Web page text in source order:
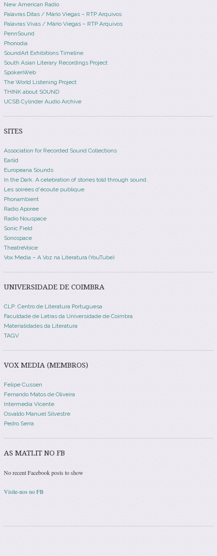
New American Radio
Palavras Ditas / Mário Viegas – RTP Arquivos
Palavras Vivas / Mário Viegas – RTP Arquivos
PennSound
Phonodia
SoundArt Exhibitions Timeline
South Asian Literary Recordings Project
SpokenWeb
The World Listening Project
THINK about SOUND
UCSB Cylinder Audio Archive
SITES
Association for Recorded Sound Collections
Earlid
Europeana Sounds
In the Dark. A celebration of stories told through sound.
Les soirées d'écoute publique
Phonambient
Radio Aporee
Radio Nouspace
Sonic Field
Sonospace
TheatreVoice
Vox Media – A Voz na Literatura (YouTube)
UNIVERSIDADE DE COIMBRA
CLP: Centro de Literatura Portuguesa
Faculdade de Letras da Universidade de Coimbra
Materialidades da Literatura
TAGV
VOX MEDIA (MEMBROS)
Felipe Cussen
Fernando Matos de Oliveira
Intermedia Vicente
Osvaldo Manuel Silvestre
Pedro Serra
AS MATLIT NO FB
No recent Facebook posts to show
Visite-nos no FB